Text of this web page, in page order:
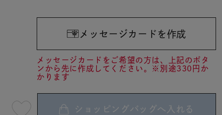
メッセージカードを作成
メッセージカードをご希望の方は、上記のボタ
ンから先に作成してください。※別途330円か
かります
ショッピングバッグへ入れる